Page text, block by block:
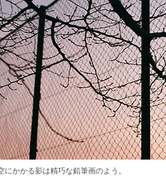
にかかる影は精巧な鉛筆画のよう。